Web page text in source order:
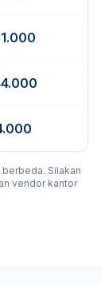
Silakan
vendor kantor